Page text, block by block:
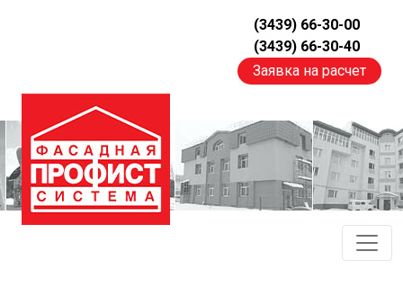
(3439) 66-30-00
(3439) 66-30-40
Заявка на расчет